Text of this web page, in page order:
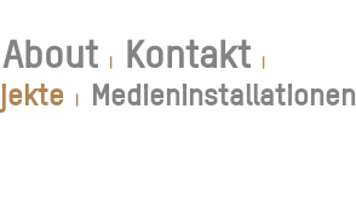
About | Kontakt |
| Medieninstallationen